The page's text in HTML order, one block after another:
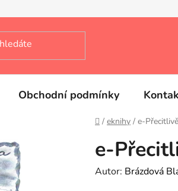
Obchodní podmínky
Domů
/ eknihy / e-
e-
Autor: Brázdová